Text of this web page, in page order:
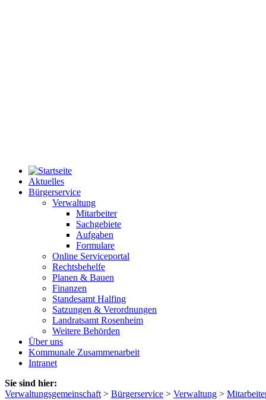
Aktuelles
Bürgerservice
Verwaltung
Mitarbeiter
Sachgebiete
Aufgaben
Formulare
Online Serviceportal
Rechtsbehelfe
Planen & Bauen
Finanzen
Standesamt Halfing
Satzungen & Verordnungen
Landratsamt Rosenheim
Weitere Behörden
Über uns
Kommunale Zusammenarbeit
Intranet
Sie sind hier:
Verwaltungsgemeinschaft > Bürgerservice > Verwaltung >